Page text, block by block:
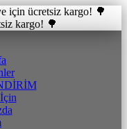
için ücretsiz kargo! 🌳
kargo! 🌳